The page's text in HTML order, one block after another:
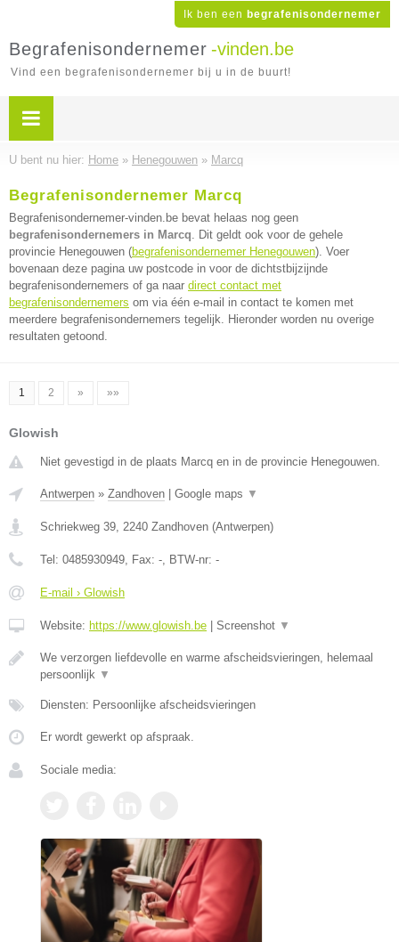
Ik ben een begrafenisondernemer
Begrafenisondernemer -vinden.be
Vind een begrafenisondernemer bij u in de buurt!
U bent nu hier: Home » Henegouwen » Marcq
Begrafenisondernemer Marcq
Begrafenisondernemer-vinden.be bevat helaas nog geen
begrafenisondernemers in Marcq. Dit geldt ook voor de gehele
provincie Henegouwen (begrafenisondernemer Henegouwen). Voer
bovenaan deze pagina uw postcode in voor de dichtstbijzijnde
begrafenisondernemers of ga naar direct contact met
begrafenisondernemers om via één e-mail in contact te komen met
meerdere begrafenisondernemers tegelijk. Hieronder worden nu overige
resultaten getoond.
1 2 » »»
Glowish
Niet gevestigd in de plaats Marcq en in de provincie Henegouwen.
Antwerpen » Zandhoven Google maps ▼
Schriekweg 39, 2240 Zandhoven (Antwerpen)
Tel: 0485930949, Fax: -, BTW-nr: -
E-mail › Glowish
Website: https://www.glowish.be Screenshot ▼
We verzorgen liefdevolle en warme afscheidsvieringen, helemaal
persoonlijk ▼
Diensten: Persoonlijke afscheidsvieringen
Er wordt gewerkt op afspraak.
Sociale media: